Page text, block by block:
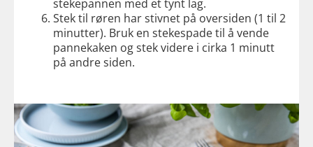
stekepannen med et tynt lag.
Stek til røren har stivnet på oversiden (1 til 2
minutter). Bruk en stekespade til å vende
pannekaken og stek videre i cirka 1 minutt
på andre siden.